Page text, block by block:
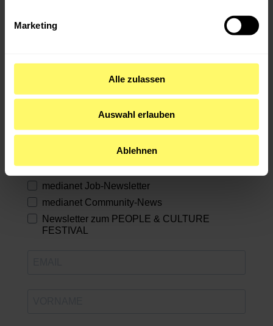
Marketing
Alle zulassen
Auswahl erlauben
Ablehnen
Abonniere unsere Newsletter!
Erfahre direkt von neuen Events & exklusiven
Angeboten! Wähle aus, wofür du dich anmelden
medianet GAMES International
medianet Job-Newsletter
medianet Community-News
Newsletter zum PEOPLE & CULTURE
FESTIVAL